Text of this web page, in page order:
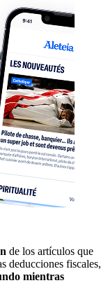
de los artículos que
deducciones fiscales,
mientras